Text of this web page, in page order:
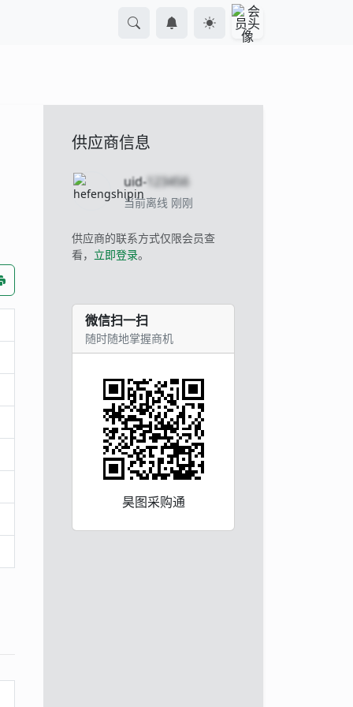
供应商信息
uid-123456
当前离线 刚刚
供应商的联系方式仅限会员查
看， 立即登录。
微信扫一扫
随时随地掌握商机
昊图采购通